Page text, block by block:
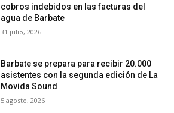
cobros indebidos en las facturas del
agua de Barbate
31 julio, 2026
Barbate se prepara para recibir 20.000
asistentes con la segunda edición de La
Movida Sound
5 agosto, 2026